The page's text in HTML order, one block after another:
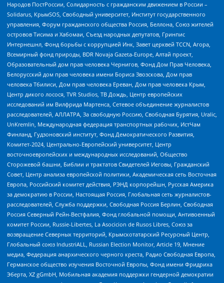
Народов ПостРоссии, Солидарность с гражданским движением в России –
Solidarus, КрымSOS, Свободный университет, Институт государственного
управления, Форум гражданского общества Россия, Беллона, Союз жителей
островов Тисима и Хабомаи, Съезд народных депутатов, Гринпис
Интернешнл, Фонд борьбы с коррупцией Инк, Завет церквей TCCN, Агора,
Всемирный фонд природы, BDR Novaja Gazeta-Europe, Алтай проект,
Образовательный дом прав человека Чернигов, Фонд Дом Прав Человека,
Белорусский дом прав человека имени Бориса Звозскова, Дом прав
человека Тбилиси, Дом прав человека Ереван, Дом прав человека Крым,
Центр дикого лосося, TVR Studios, ТВ Дождь, Центр европейских
исследований им Вилфрида Мартенса, Сетевое объединение журналистов
расследователей, АЛЛАТРА, За свободную Россию, Свободная Бурятия, Uralic,
UnKremlin, Международная федерация транспортных рабочих, ИстЧам
Финланд, Гудзоновский институт, Фонд Демократического Развития,
Комитет-2024, Центрально-Европейский университет, Центр
восточноевропейских и международных исследований, Общество
Сторожевой башни, Библии и трактатов Свидетелей Иеговы, Гражданский
Совет, Центр анализа европейской политики, Академическая сеть Восточная
Европа, Российский комитет действия, РЭНД корпорейшн, Русская Америка
за демократию в России, Настоящая Россия, Глобальная сеть журналистов-
расследователей, Служба поддержки, Свободная Россия Берлин, Свободная
Россия Северный Рейн-Вестфалия, Фонд глобальной помощи, Антивоенный
комитет России, Russie-Libertes, La Asocicion de Rusos Libres, Союз за
возвращение Северных территорий, Крымскотатарский Ресурсный Центр,
Глобальный союз IndustriALL, Russian Election Monitor, Article 19, Мнение
медиа, Федерация анархического черного креста, Радио Свободная Европа,
Германское общество изучения Восточной Европы, Фонд имени Фридриха
Эберта, XZ gGmbH, Мобильная академия поддержки гендерной демократии